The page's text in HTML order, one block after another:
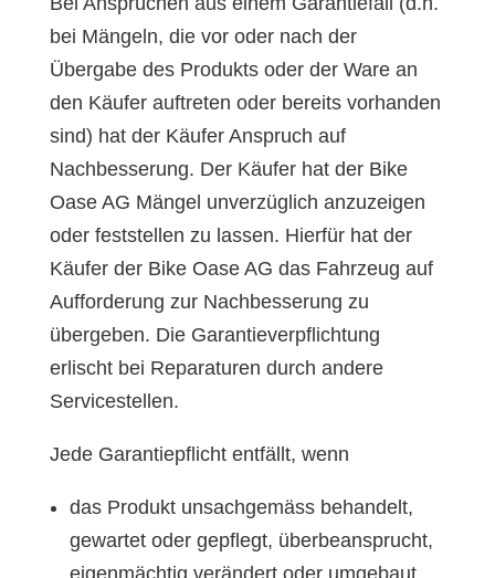
bei Mängeln, die vor oder nach der
Übergabe des Produkts oder der Ware an
den Käufer auftreten oder bereits vorhanden
sind) hat der Käufer Anspruch auf
Nachbesserung. Der Käufer hat der Bike
Oase AG Mängel unverzüglich anzuzeigen
oder feststellen zu lassen. Hierfür hat der
Käufer der Bike Oase AG das Fahrzeug auf
Aufforderung zur Nachbesserung zu
übergeben. Die Garantieverpflichtung
erlischt bei Reparaturen durch andere
Servicestellen.
Jede Garantiepflicht entfällt, wenn
das Produkt unsachgemäss behandelt,
gewartet oder gepflegt, überbeansprucht,
eigenmächtig verändert oder umgebaut